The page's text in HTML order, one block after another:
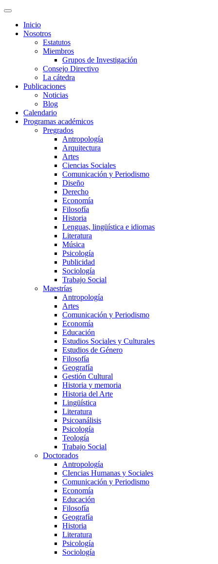
Inicio
Nosotros
Estatutos
Miembros
Grupos de Investigación
Consejo Directivo
La cátedra
Publicaciones
Noticias
Blog
Calendario
Programas académicos
Pregrados
Antropología
Arquitectura
Artes
Ciencias Sociales
Comunicación y Periodismo
Diseño
Derecho
Economía
Filosofía
Historia
Lenguas, lingüística e idiomas
Literatura
Música
Psicología
Publicidad
Sociología
Trabajo Social
Maestrías
Antropología
Artes
Comunicación y Periodismo
Economía
Educación
Estudios Sociales y Culturales
Estudios de Género
Filosofía
Geografía
Gestión Cultural
Historia y memoria
Historia del Arte
Lingüística
Literatura
Psicoanálisis
Psicología
Teología
Trabajo Social
Doctorados
Antropología
CIencias Humanas y Sociales
Comunicación y Periodismo
Economía
Educación
Filosofía
Geografía
Historia
Literatura
Psicología
Sociología